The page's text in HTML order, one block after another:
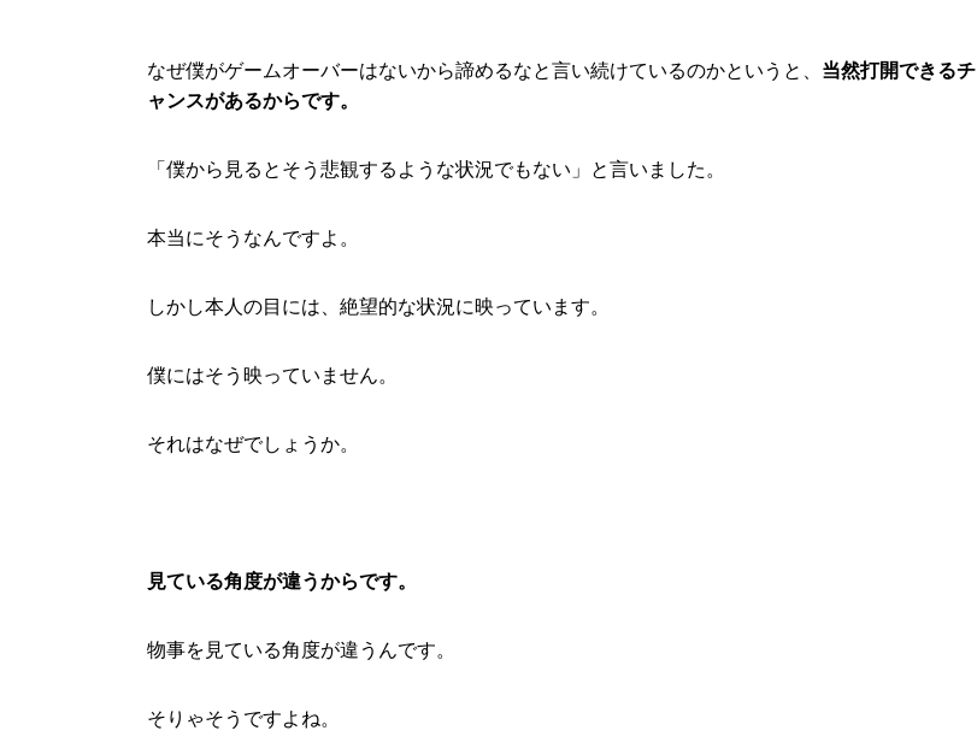
なぜ僕がゲームオーバーはないから諦めるなと言い続けているのかというと、 当然打開できるチ
ャンスがあるからです。
「僕から見るとそう悲観するような状況でもない」と言いました。
本当にそうなんですよ。
しかし本人の目には、絶望的な状況に映っています。
僕にはそう映っていません。
それはなぜでしょうか。
見ている角度が違うからです。
物事を見ている角度が違うんです。
そりゃそうですよね。